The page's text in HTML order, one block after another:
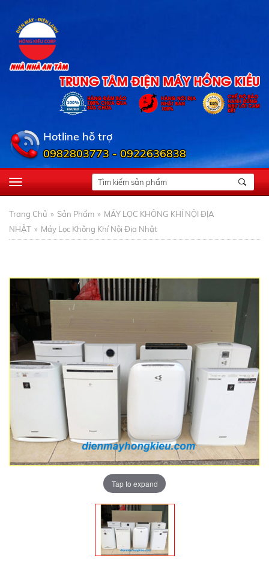
Hotline hỗ trợ
0982803773 - 0922636838
Trang Chủ Sản Phẩm
MÁY LỌC KHÔNG KHÍ NỘI ĐỊA
NHẬT
Máy Lọc Không Khí Nội Địa Nhật
Tap to expand